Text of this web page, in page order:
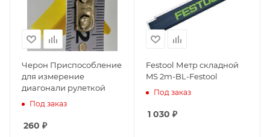
Черон Приспособление
для измерение
диагонали рулеткой
Под заказ
260 ₽
Festool Метр складной
MS 2m-BL-Festool
Под заказ
1 030 ₽